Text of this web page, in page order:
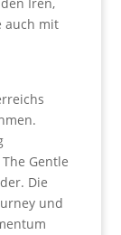
auch mit
Gentle
Die
und